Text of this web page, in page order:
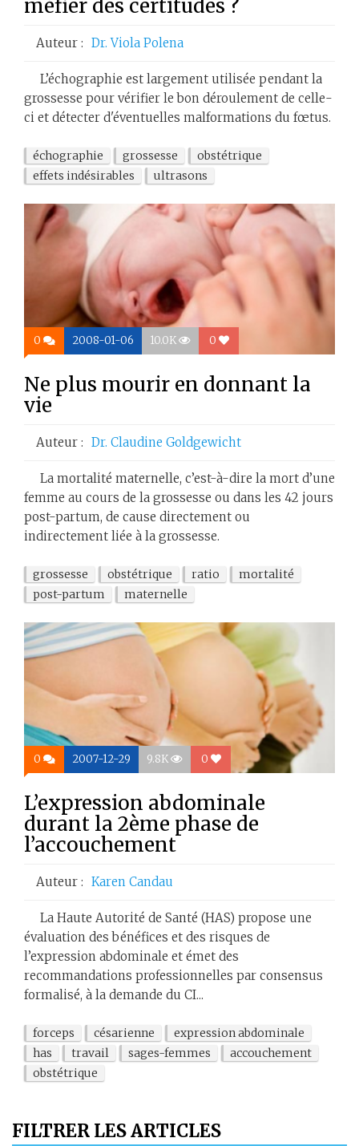
méfier des certitudes ?
Auteur : Dr. Viola Polena
L’échographie est largement utilisée pendant la
grossesse pour vérifier le bon déroulement de celle-
ci et détecter d'éventuelles malformations du fœtus.
échographie grossesse
obstétrique
effets indésirables
ultrasons
0 2008-01-06 10.0K 0
Ne plus mourir en donnant la
vie
Auteur : Dr. Claudine Goldgewicht
La mortalité maternelle, c’est-à-dire la mort d’une
femme au cours de la grossesse ou dans les 42 jours
post-partum, de cause directement ou
indirectement liée à la grossesse.
grossesse obstétrique ratio
mortalité
post-partum
maternelle
0 2007-12-29 9.8K 0
L’expression abdominale
durant la 2ème phase de
l’accouchement
Auteur : Karen Candau
La Haute Autorité de Santé (HAS) propose une
évaluation des bénéfices et des risques de
l’expression abdominale et émet des
recommandations professionnelles par consensus
formalisé, à la demande du CI...
forceps césarienne
expression abdominale
has
travail sages-femmes
accouchement
obstétrique
FILTRER LES ARTICLES